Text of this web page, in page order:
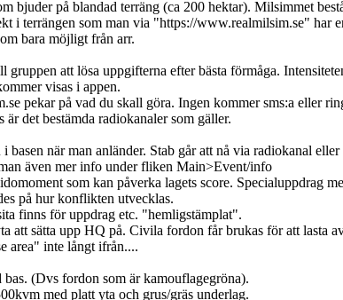
bjuder på blandad terräng (ca 200 hektar). Milsimmet
i terrängen som man via "https://www.realmilsim.se" har
bara möjligt från arr.
gruppen att lösa uppgifterna efter bästa förmåga.
visas i appen.
pekar på vad du skall göra. Ingen kommer sms:a eller
är det bestämda radiokanaler som gäller.
basen när man anländer. Stab går att nå via radiokanal eller
även mer info under fliken Main>Event/info
som kan påverka lagets score. Specialuppdrag
på hur konflikten utvecklas.
finns för uppdrag etc. "hemligstämplat".
att sätta upp HQ på. Civila fordon får brukas för att lasta
area" inte långt ifrån....
(Dvs fordon som är kamouflagegröna).
med platt yta och grus/gräs underlag.